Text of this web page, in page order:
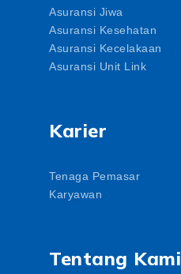
Asuransi Jiwa
Asuransi Kesehatan
Asuransi Kecelakaan
Asuransi Unit Link
Karier
Tenaga Pemasar
Karyawan
Tentang Kami